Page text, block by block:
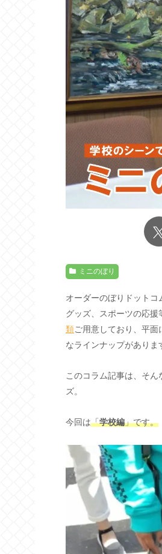
ミニのぼり
オーダーのぼりドットコ
グッズ、スポーツの応
類ご用意しており、平
なラインナップがありま
このコラム記事は、そ
ズ。
今回は「学校編」です。